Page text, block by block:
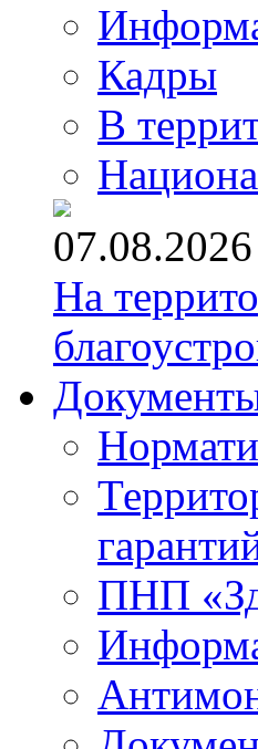
Кадры
В
07.08.2026
На
ПНП